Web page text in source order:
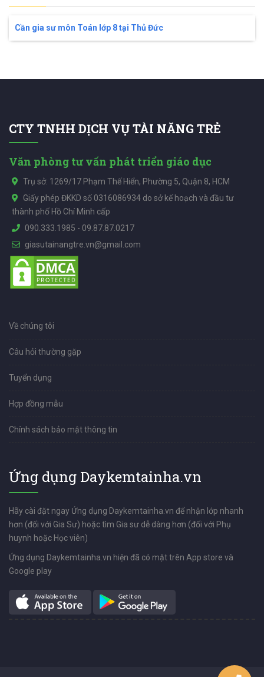
Cần gia sư môn Toán lớp 8 tại Thủ Đức
CTY TNHH DỊCH VỤ TÀI NĂNG TRẺ
Văn phòng tư vấn phát triển giáo dục
Trụ sở: 1269/17 Phạm Thế Hiển, Phường 5, Quận 8, HCM
Giấy phép ĐKKD số 0316086934 do sở kế hoạch và đầu tư
thành phố Hồ Chí Minh cấp
090.333.1985 - 09.87.87.0217
giasutainangtre.vn@gmail.com
Về chúng tôi
Câu hỏi thường gặp
Tuyển dụng
Hợp đồng mẫu
Chính sách bảo mật thông tin
Ứng dụng Daykemtainha.vn
Hãy cài đặt ngay Ứng dụng Daykemtainha.vn để nhận lớp nhanh
hơn (đối với Gia Sư) hoặc tìm Gia sư dễ dàng hơn (đối với Phụ
huynh hoặc Học viên)
Ứng dụng Daykemtainha.vn hiện đã có mặt trên App store và
Google play